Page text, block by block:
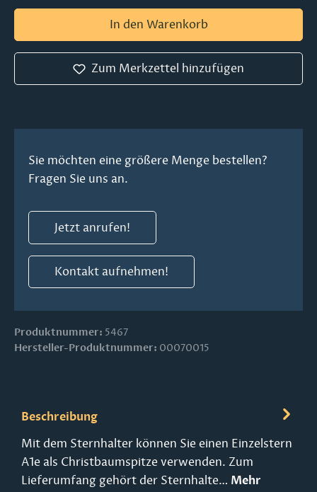
In den Warenkorb
Zum Merkzettel hinzufügen
Sie möchten eine größere Menge bestellen?
Fragen Sie uns an.
Jetzt anrufen!
Kontakt aufnehmen!
Produktnummer: 5467
Hersteller-Produktnummer: 00070015
Beschreibung
Mit dem Sternhalter können Sie einen Einzelstern
A1e als Christbaumspitze verwenden. Zum
Lieferumfang gehört der Sternhalte… Mehr